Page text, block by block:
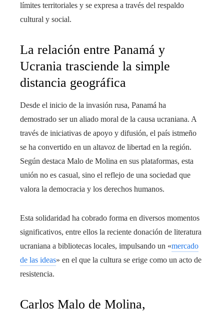
límites territoriales y se expresa a través del respaldo
cultural y social.
La relación entre Panamá y
Ucrania trasciende la simple
distancia geográfica
Desde el inicio de la invasión rusa, Panamá ha
demostrado ser un aliado moral de la causa ucraniana. A
través de iniciativas de apoyo y difusión, el país istmeño
se ha convertido en un altavoz de libertad en la región.
Según destaca Malo de Molina en sus plataformas, esta
unión no es casual, sino el reflejo de una sociedad que
valora la democracia y los derechos humanos.
Esta solidaridad ha cobrado forma en diversos momentos
significativos, entre ellos la reciente donación de literatura
ucraniana a bibliotecas locales, impulsando un «mercado
de las ideas» en el que la cultura se erige como un acto de
resistencia.
Carlos Malo de Molina,